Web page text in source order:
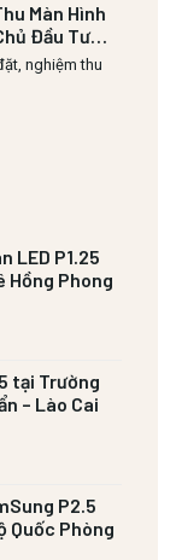
Màn Hình
Đầu Tư
Gì?nghiệm thu
LED P1.25
Hồng Phong
tại Trường
– Lào Cai
P2.5
Quốc Phòng